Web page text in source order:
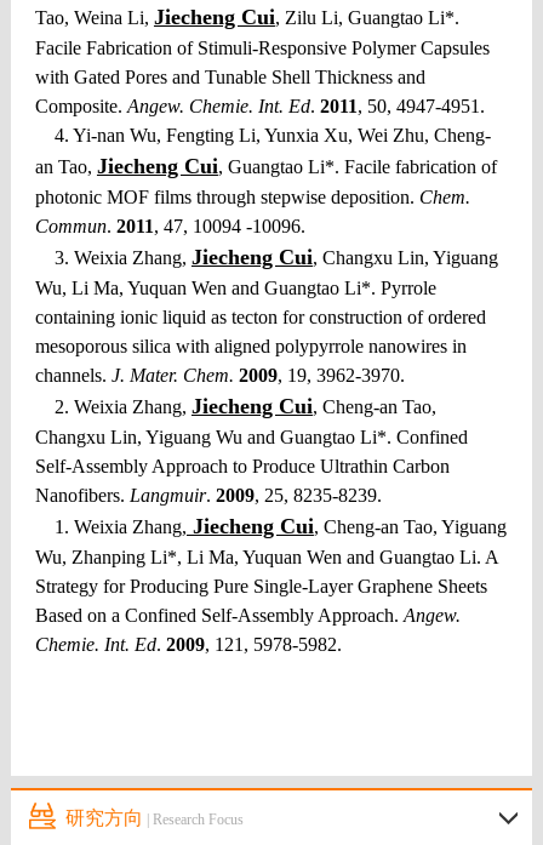
Tao, Weina Li, Jiecheng Cui, Zilu Li, Guangtao Li*.
Facile Fabrication of Stimuli-Responsive Polymer Capsules
with Gated Pores and Tunable Shell Thickness and
Composite. Angew. Chemie. Int. Ed. 2011, 50, 4947-4951.
4. Yi-nan Wu, Fengting Li, Yunxia Xu, Wei Zhu, Cheng-
an Tao, Jiecheng Cui, Guangtao Li*. Facile fabrication of
photonic MOF films through stepwise deposition. Chem.
Commun. 2011, 47, 10094 -10096.
3. Weixia Zhang, Jiecheng Cui, Changxu Lin, Yiguang
Wu, Li Ma, Yuquan Wen and Guangtao Li*. Pyrrole
containing ionic liquid as tecton for construction of ordered
mesoporous silica with aligned polypyrrole nanowires in
channels. J. Mater. Chem. 2009, 19, 3962-3970.
2. Weixia Zhang, Jiecheng Cui, Cheng-an Tao,
Changxu Lin, Yiguang Wu and Guangtao Li*. Confined
Self-Assembly Approach to Produce Ultrathin Carbon
Nanofibers. Langmuir. 2009, 25, 8235-8239.
1. Weixia Zhang, Jiecheng Cui, Cheng-an Tao, Yiguang
Wu, Zhanping Li*, Li Ma, Yuquan Wen and Guangtao Li. A
Strategy for Producing Pure Single-Layer Graphene Sheets
Based on a Confined Self-Assembly Approach. Angew.
Chemie. Int. Ed. 2009, 121, 5978-5982.
研究方向 | Research Focus